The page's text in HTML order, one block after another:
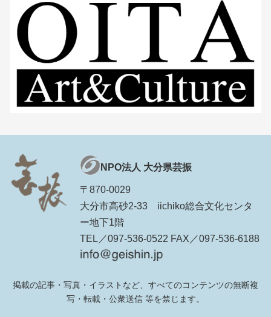
NPO法人 大分県芸振
〒870-0029
大分市高砂2-33 iichiko総合文化センタ
ー地下1階
TEL／097-536-0522 FAX／097-536-6188
掲載の記事・写真・イラストなど、すべてのコンテンツの無断複
写・転載・公衆送信 等を禁じます。